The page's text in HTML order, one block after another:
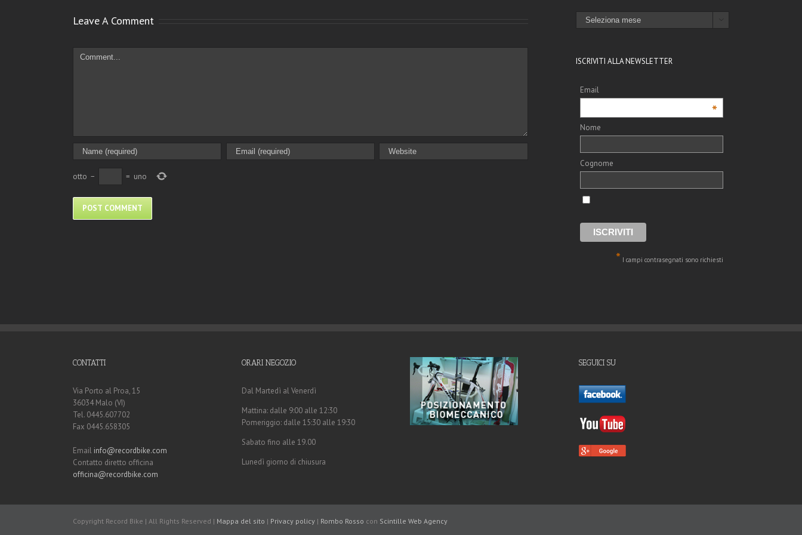
Leave A Comment
Comment
otto − = uno
ARCHIVI
ISCRIVITI ALLA NEWSLETTER
Email
*
Nome
Cognome
* I campi contrasegnati sono richiesti
CONTATTI
Via Porto al Proa, 15
36034 Malo (VI)
Tel. 0445.607702
Fax 0445.658305
Email info@recordbike.com
Contatto diretto officina
officina@recordbike.com
ORARI NEGOZIO
Dal Martedì al Venerdì
Mattina: dalle 9:00 alle 12:30
Pomeriggio: dalle 15:30 alle 19:30
Sabato fino alle 19.00
Lunedì giorno di chiusura
SEGUICI SU
Copyright Record Bike | All Rights Reserved | Mappa del sito | Privacy policy | Rombo Rosso con Scintille Web Agency